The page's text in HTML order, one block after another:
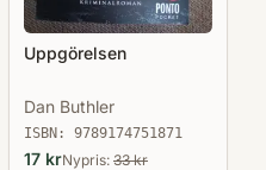
Uppgörelsen
Dan Buthler
ISBN: 9789174751871
17 krNypris: 33kr